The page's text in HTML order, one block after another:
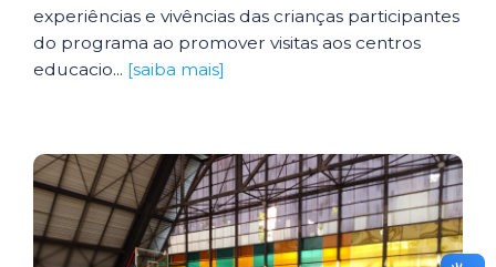
experiências e vivências das crianças participantes
do programa ao promover visitas aos centros
educacio... [saiba mais]